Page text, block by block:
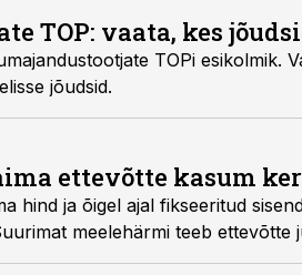
TOP: vaata, kes
TOPi esikolmik.
jõudsid.
ettevõtte kasum
hind ja õigel ajal fikseeritud
meelehärmi teeb ettevõtte